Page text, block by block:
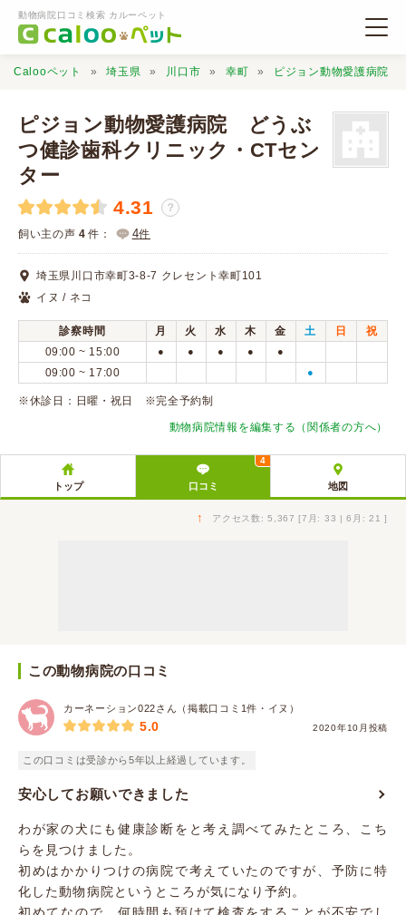
動物病院口コミ検索 カルーペット
動物病院検索
口コミ検索
Calooペットとは？
口コミ投稿
Calooペット 埼玉県 川口市 幸町 ピジョン動物愛護病院
ピジョン動物愛護病院 どうぶ
つ健診歯科クリニック・CTセン
ター
4.31 ？
飼い主の声 4 件： 4件
埼玉県川口市幸町3-8-7 クレセント幸町101
イヌ / ネコ
診察時間 月 火 水 木 金 土 日
祝
09:00 ~ 15:00
● ● ● ● ●
09:00 ~ 17:00 ●
※休診日：日曜・祝日 ※完全予約制
動物病院情報を編集する（関係者の方へ）
トップ 口コミ
4
地図
↑ アクセス数: 5,367 [7月: 33 | 6月: 21 ]
この動物病院の口コミ
カーネーション022さん（掲載口コミ1件・イヌ）
2020年10月投稿
5.0
この口コミは受診から5年以上経過しています。
安心してお願いできました
わが家の犬にも健康診断をと考え調べてみたところ、こち
らを見つけました。
初めはかかりつけの病院で考えていたのですが、予防に特
化した動物病院というところが気になり予約。